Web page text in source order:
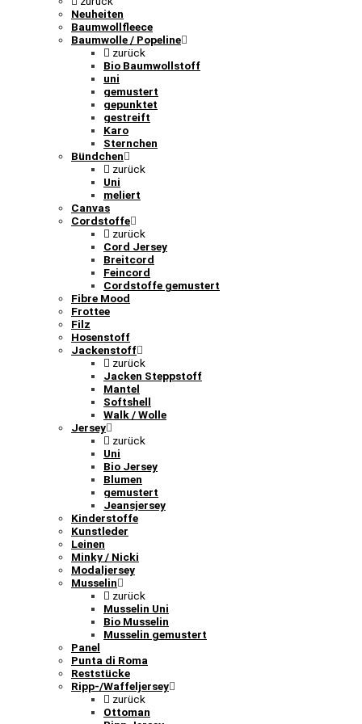
Neuheiten
Baumwollfleece
Baumwolle / Popeline
zurück
Bio Baumwollstoff
uni
gemustert
gepunktet
gestreift
Karo
Sternchen
Bündchen
zurück
Uni
meliert
Canvas
Cordstoffe
zurück
Cord Jersey
Breitcord
Feincord
Cordstoffe gemustert
Fibre Mood
Frottee
Filz
Hosenstoff
Jackenstoff
zurück
Jacken Steppstoff
Mantel
Softshell
Walk / Wolle
Jersey
zurück
Uni
Bio Jersey
Blumen
gemustert
Jeansjersey
Kinderstoffe
Kunstleder
Leinen
Minky / Nicki
Modaljersey
Musselin
zurück
Musselin Uni
Bio Musselin
Musselin gemustert
Panel
Punta di Roma
Reststücke
Ripp-/Waffeljersey
zurück
Ottoman